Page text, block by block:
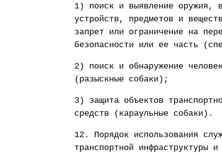
1) поиск и выявление оружия,
устройств, предметов и
запрет или ограничение на
безопасности или ее часть
2) поиск и обнаружение
(разыскные собаки);
3) защита объектов
средств (караульные собаки).
12. Порядок использования
транспортной инфраструктуры